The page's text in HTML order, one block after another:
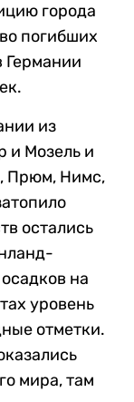
города
погибших
Германии
из
и Мозель и
Прюм, Нимс,
остались
на
уровень
отметки.
мира, там